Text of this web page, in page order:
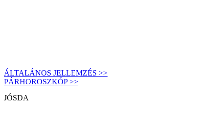
ÁLTALÁNOS JELLEMZÉS >>
PÁRHOROSZKÓP >>
JÓSDA